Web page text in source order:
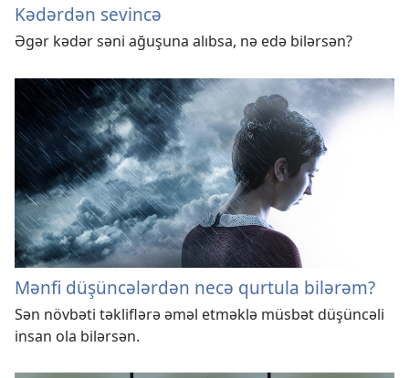
Kədərdən sevincə
Əgər kədər səni ağuşuna alıbsa, nə edə bilərsən?
Mənfi düşüncələrdən necə qurtula bilərəm?
Sən növbəti təkliflərə əməl etməklə müsbət düşüncəli
insan ola bilərsən.